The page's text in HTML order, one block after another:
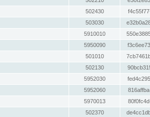
502430
503030
5910010
5950090
501010
502130
5952030
5952060
5970013
502370